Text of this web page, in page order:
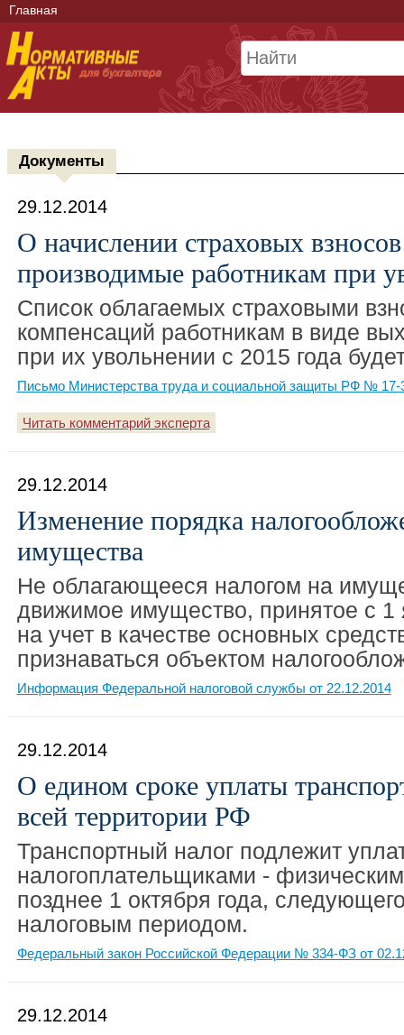
Главная
Документы
29.12.2014
О начислении страховых
производимые работникам при
Список облагаемых страховыми
компенсаций работникам в виде
при их увольнении с 2015 года
Письмо Министерства труда и социальной защиты РФ № 17-
Читать комментарий эксперта
29.12.2014
Изменение порядка
имущества
Не облагающееся налогом на
движимое имущество, принятое с 1
на учет в качестве основных
признаваться объектом
Информация Федеральной налоговой службы от 22.12.2014
29.12.2014
О едином сроке уплаты
всей территории РФ
Транспортный налог подлежит
налогоплательщиками -
позднее 1 октября года,
налоговым периодом.
Федеральный закон Российской Федерации № 334-ФЗ от
29.12.2014